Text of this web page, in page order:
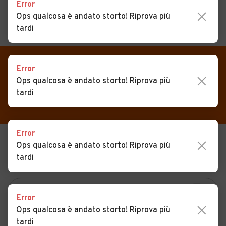
CERCA
Auto
Auto usate
Auto Km 0
Noleggio a lungo termine
Camper
VENDI
MAGAZINE
ACCEDI
Auto usate in vendita
USATO
NUOVO
Error
Ops qualcosa è andato storto! Riprova più
tardi
Error
Ops qualcosa è andato storto! Riprova più
tardi
Error
Ops qualcosa è andato storto! Riprova più
tardi
Error
Ops qualcosa è andato storto! Riprova più
tardi